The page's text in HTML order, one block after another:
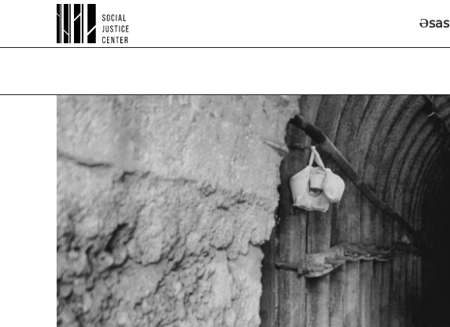
Əsas